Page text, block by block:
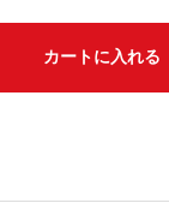
カートに入れる